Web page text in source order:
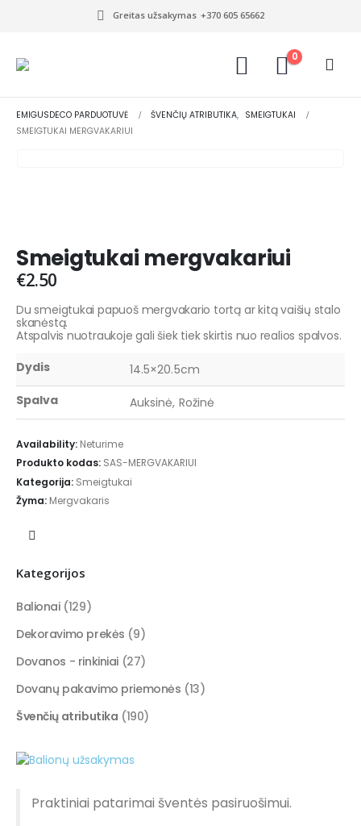
Greitas užsakymas +370 605 65662
0
EMIGUSDECO PARDUOTUVĖ ŠVENČIŲ ATRIBUTIKA, SMEIGTUKAI
SMEIGTUKAI MERGVAKARIUI
Smeigtukai mergvakariui
€2.50
Du smeigtukai papuoš mergvakario tortą ar kitą vaišių stalo
skanėstą.
Atspalvis nuotraukoje gali šiek tiek skirtis nuo realios spalvos.
Dydis
14.5×20.5cm
Spalva
Auksinė, Rožinė
Availability: Neturime
Produkto kodas: SAS-MERGVAKARIUI
Kategorija: Smeigtukai
Žyma: Mergvakaris
Kategorijos
Balionai (129)
Dekoravimo prekės (9)
Dovanos - rinkiniai (27)
Dovanų pakavimo priemonės (13)
Švenčių atributika (190)
Praktiniai patarimai šventės pasiruošimui.